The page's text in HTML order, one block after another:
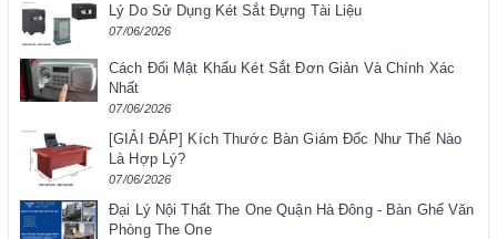
Lý Do Sử Dụng Két Sắt Đựng Tài Liệu
07/06/2026
Cách Đổi Mật Khẩu Két Sắt Đơn Giản Và Chính Xác
Nhất
07/06/2026
[GIẢI ĐÁP] Kích Thước Bàn Giám Đốc Như Thế Nào
Là Hợp Lý?
07/06/2026
Đại Lý Nội Thất The One Quận Hà Đông - Bàn Ghế Văn
Phòng The One